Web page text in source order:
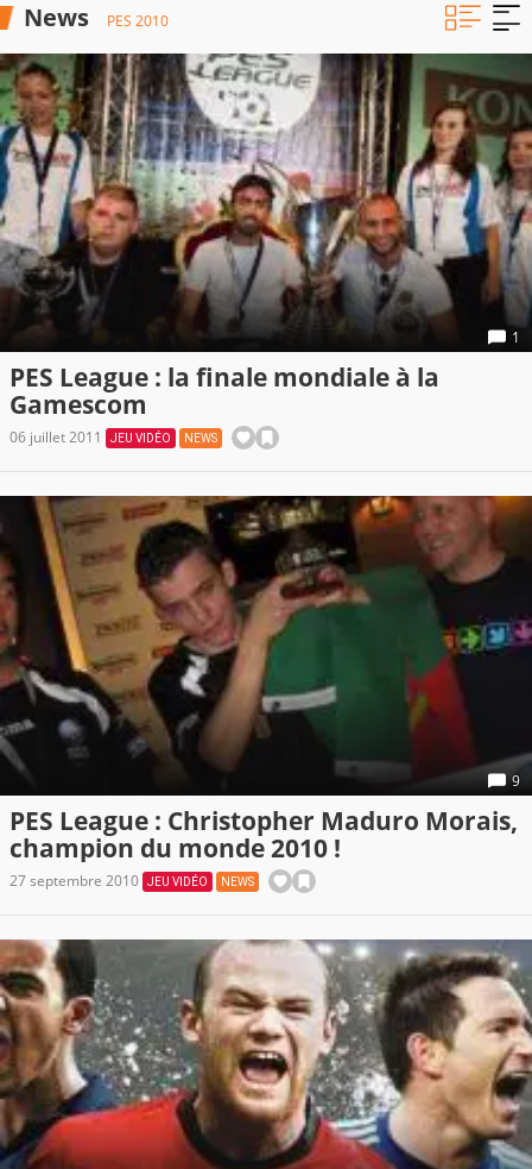
News PES 2010
1
PES League : la finale mondiale à la
Gamescom
06 juillet 2011 JEU VIDÉO NEWS
9
PES League : Christopher Maduro Morais,
champion du monde 2010 !
27 septembre 2010 JEU VIDÉO NEWS